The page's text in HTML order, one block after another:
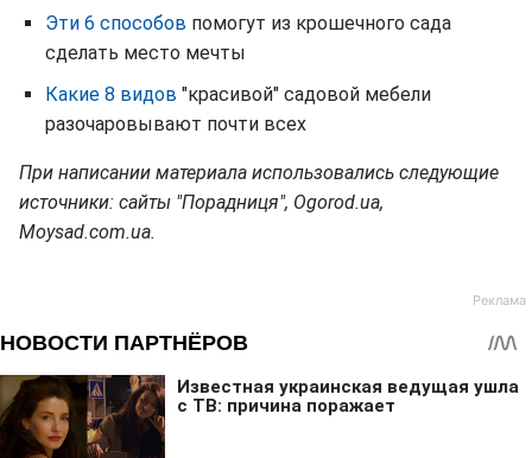
Эти 6 способов помогут из крошечного сада
сделать место мечты
Какие 8 видов "красивой" садовой мебели
разочаровывают почти всех
При написании материала использовались следующие
источники: сайты "Порадниця", Ogorod.ua,
Moysad.com.ua.